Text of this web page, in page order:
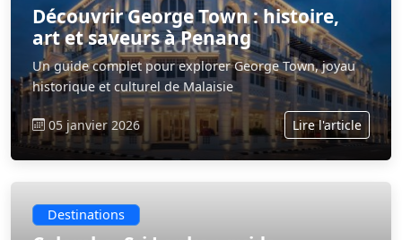
Découvrir George Town : histoire,
art et saveurs à Penang
Un guide complet pour explorer George Town, joyau
historique et culturel de Malaisie
05 janvier 2026 Lire l'article
Destinations